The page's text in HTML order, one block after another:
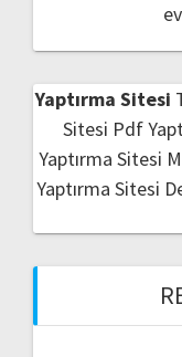
Yaptırma Sitesi
Sitesi Pdf
Yaptırma Sitesi
Yaptırma Sitesi